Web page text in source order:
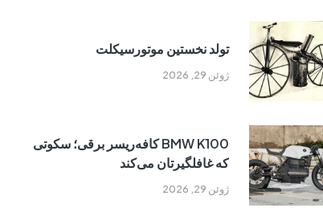
ژوئن 29, 2026
تولد نخستین موتورسیکلت
ژوئن 29, 2026
BMW K100 کافه‌ریسر برقی؛ سکوتی
که غافلگیرتان می‌کند